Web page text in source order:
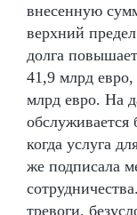
внесенную
верхний
долга
41,9 млрд
млрд евро. На
когда услуга
же подписала
тревоги,